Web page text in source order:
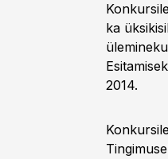
ka
2014.